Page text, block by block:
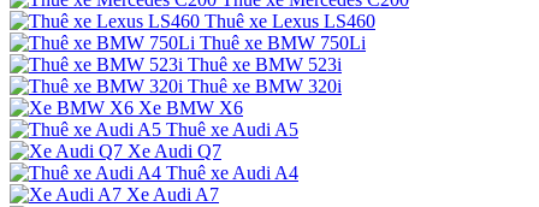
Thuê xe Lexus LS460
Thuê xe BMW 750Li
Thuê xe BMW 523i
Thuê xe BMW 320i
Xe BMW X6
Thuê xe Audi A5
Xe Audi Q7
Thuê xe Audi A4
Xe Audi A7